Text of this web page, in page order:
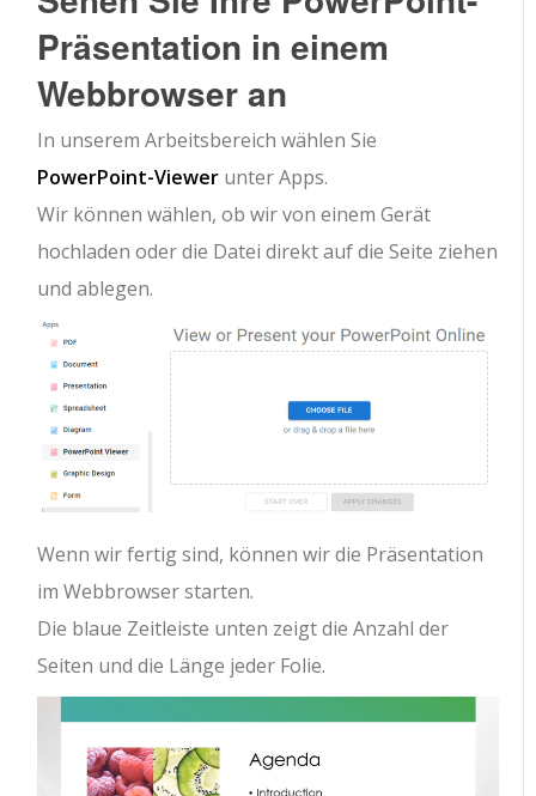
Präsentation in einem
Webbrowser an
In unserem Arbeitsbereich wählen Sie
PowerPoint-Viewer unter Apps.
Wir können wählen, ob wir von einem Gerät
hochladen oder die Datei direkt auf die Seite ziehen
und ablegen.
Wenn wir fertig sind, können wir die Präsentation
im Webbrowser starten.
Die blaue Zeitleiste unten zeigt die Anzahl der
Seiten und die Länge jeder Folie.